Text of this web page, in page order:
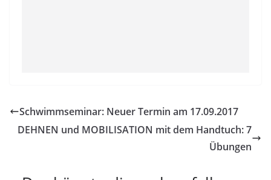
Schwimmseminar: Neuer Termin am 17.09.2017
DEHNEN und MOBILISATION mit dem Handtuch: 7
Übungen